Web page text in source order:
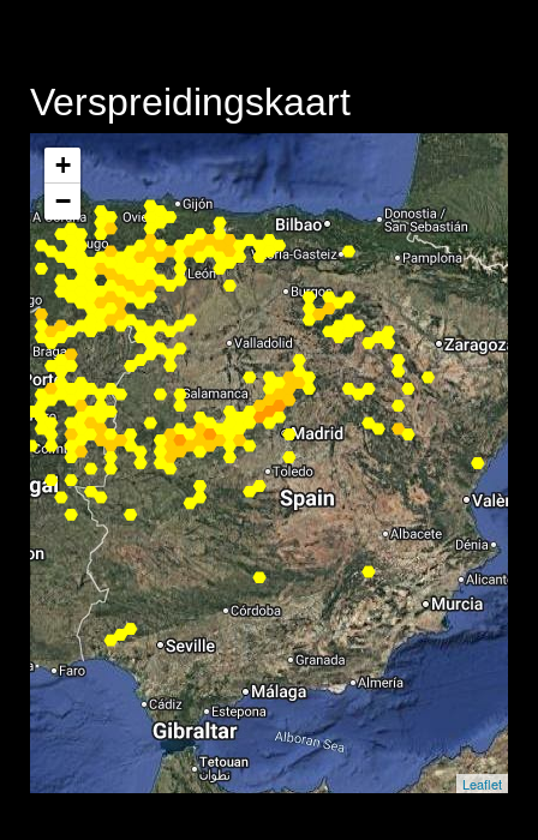
Verspreidingskaart
+
−
Leaflet